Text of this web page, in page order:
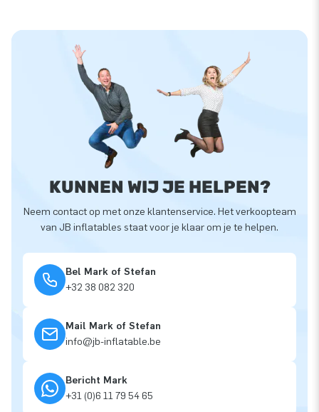
KUNNEN WIJ JE HELPEN?
Neem contact op met onze klantenservice. Het verkoopteam
van JB inflatables staat voor je klaar om je te helpen.
Bel Mark of Stefan
+32 38 082 320
Mail Mark of Stefan
info@jb-inflatable.be
Bericht Mark
+31 (0)6 11 79 54 65